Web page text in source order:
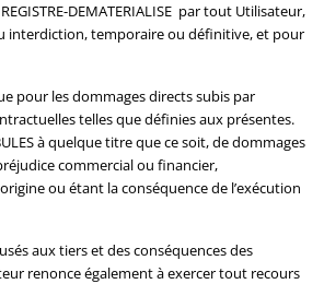
DEMATERIALISE par tout Utilisateur,
interdiction, temporaire ou définitive, et pour
pour les dommages directs subis par
telles que définies aux présentes.
à quelque titre que ce soit, de dommages
commercial ou financier,
ou étant la conséquence de l’exécution
aux tiers et des conséquences des
renonce également à exercer tout recours